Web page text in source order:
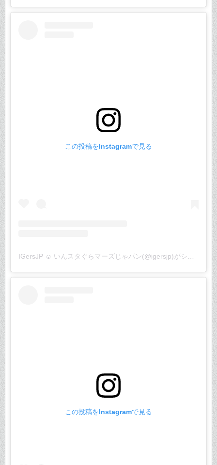
この投稿をInstagramで見る
IGersJP ☺︎ いんスタぐらマーズじゃパン(@igersjp)がシェアした投稿
この投稿をInstagramで見る